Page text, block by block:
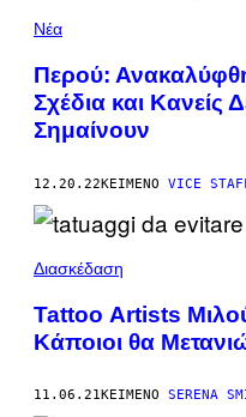
Νέα
Περού:
Σχέδια και Κανείς
Σημαίνουν
12.20.22ΚΕΊΜΕΝΟ VICE
Διασκέδαση
Tattoo Αrtists
Κάποιοι θα
11.06.21ΚΕΊΜΕΝΟ SERENA